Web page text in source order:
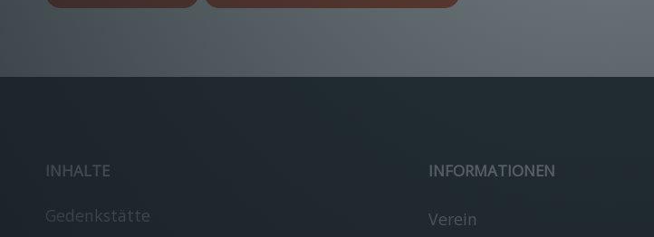
INHALTE
Gedenkstätte
INFORMATIONEN
Verein